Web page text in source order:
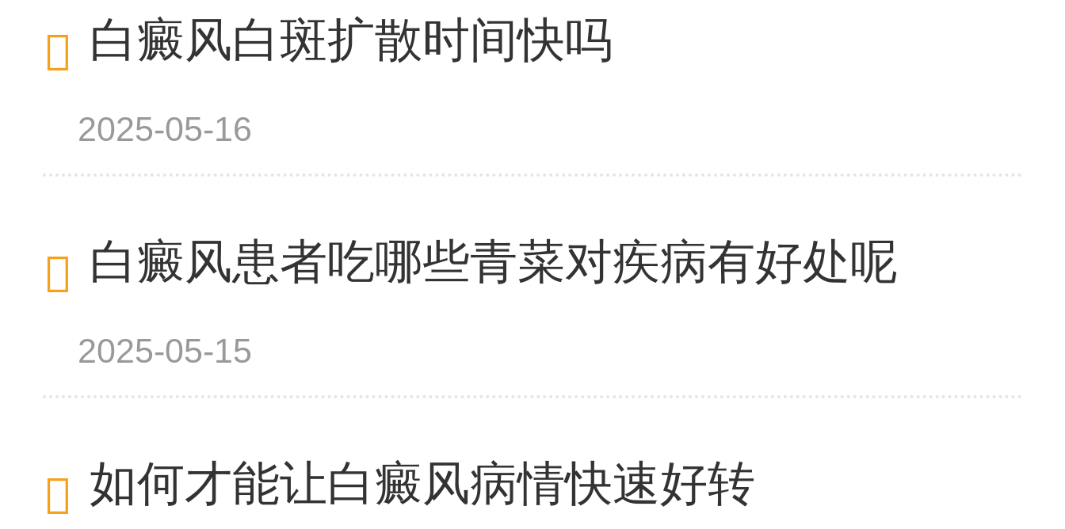
白癜风白斑扩散时间快吗
2025-05-16
白癜风患者吃哪些青菜对疾病有好处呢
2025-05-15
如何才能让白癜风病情快速好转